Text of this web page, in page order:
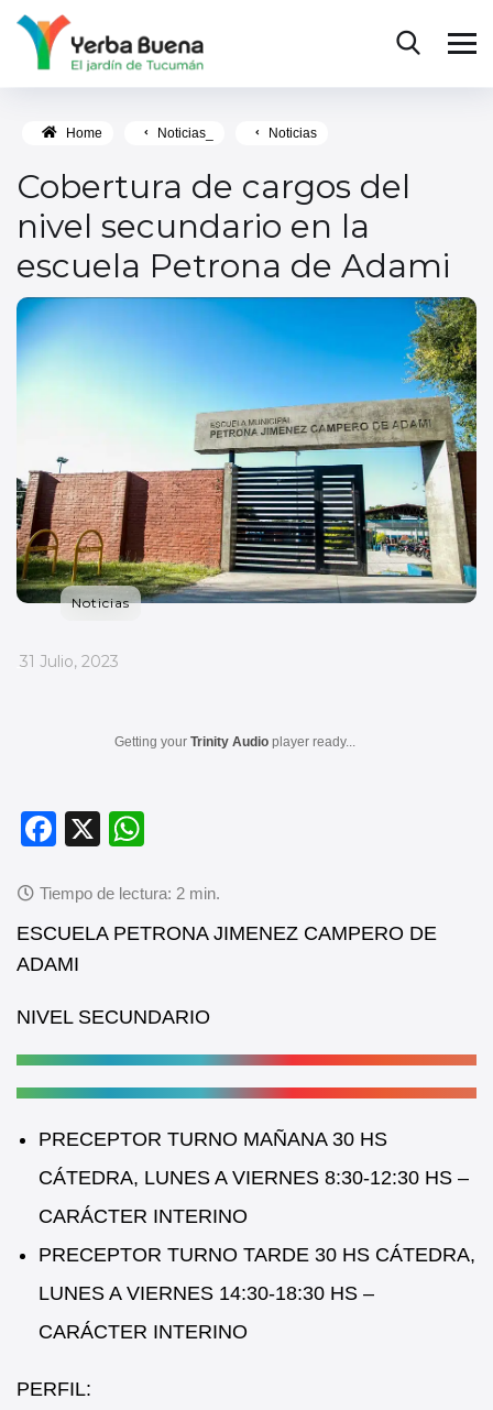
Home Noticias_ Noticias
Cobertura de cargos del
nivel secundario en la
escuela Petrona de Adami
Noticias
_
31 Julio, 2023
Getting your Trinity Audio player ready...
F
c
e
b
o
k
X
at
s
p
ESCUELA PETRONA JIMENEZ CAMPERO DE
ADAMI
NIVEL SECUNDARIO
PRECEPTOR TURNO MAÑANA 30 HS
CÁTEDRA, LUNES A VIERNES 8:30-12:30 HS –
CARÁCTER INTERINO
PRECEPTOR TURNO TARDE 30 HS CÁTEDRA,
LUNES A VIERNES 14:30-18:30 HS –
CARÁCTER INTERINO
PERFIL: